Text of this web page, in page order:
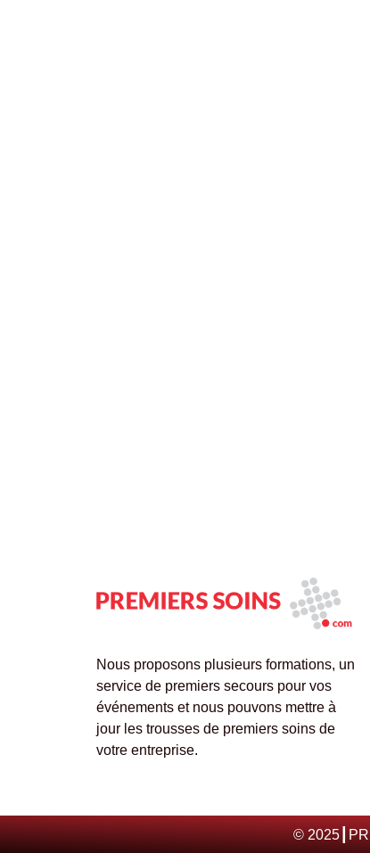
Nous proposons plusieurs formations, un
service de premiers secours pour vos
événements et nous pouvons mettre à
jour les trousses de premiers soins de
votre entreprise.
©